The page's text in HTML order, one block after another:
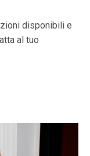
disponibili e
al tuo